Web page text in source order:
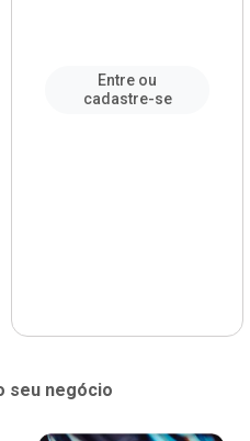
Entre ou
cadastre-se
seu negócio